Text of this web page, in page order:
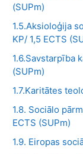
(SUPm)
1.5.Aksioloģija
KP/ 1,5 ECTS
1.6.Savstarpība
(SUPm)
1.7.Karitātes
1.8. Sociālo
ECTS (SUPm)
1.9. Eiropas